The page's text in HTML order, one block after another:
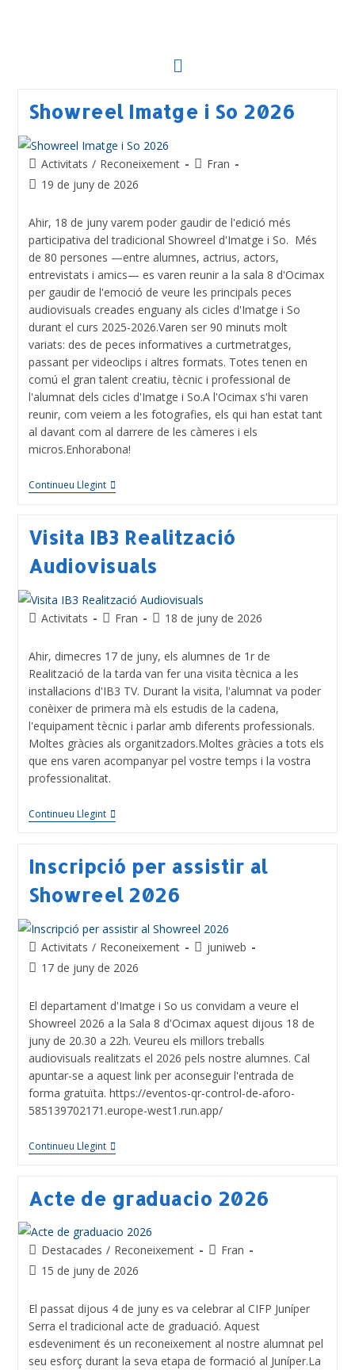
Showreel Imatge i So 2026
Activitats / Reconeixement
Fran
19 de juny de 2026
Ahir, 18 de juny varem poder gaudir de l'edició més
participativa del tradicional Showreel d'Imatge i So. Més
de 80 persones —entre alumnes, actrius, actors,
entrevistats i amics— es varen reunir a la sala 8 d'Ocimax
per gaudir de l'emoció de veure les principals peces
audiovisuals creades enguany als cicles d'Imatge i So
durant el curs 2025-2026.Varen ser 90 minuts molt
variats: des de peces informatives a curtmetratges,
passant per videoclips i altres formats. Totes tenen en
comú el gran talent creatiu, tècnic i professional de
l'alumnat dels cicles d'Imatge i So.A l'Ocimax s'hi varen
reunir, com veiem a les fotografies, els qui han estat tant
al davant com al darrere de les càmeres i els
micros.Enhorabona!
Continueu Llegint
Visita IB3 Realització
Audiovisuals
Activitats Fran 18 de juny de 2026
Ahir, dimecres 17 de juny, els alumnes de 1r de
Realització de la tarda van fer una visita tècnica a les
instal·lacions d'IB3 TV. Durant la visita, l'alumnat va poder
conèixer de primera mà els estudis de la cadena,
l'equipament tècnic i parlar amb diferents professionals.
Moltes gràcies als organitzadors.Moltes gràcies a tots els
que ens varen acompanyar pel vostre temps i la vostra
professionalitat.
Continueu Llegint
Inscripció per assistir al
Showreel 2026
Activitats / Reconeixement
juniweb
17 de juny de 2026
El departament d'Imatge i So us convidam a veure el
Showreel 2026 a la Sala 8 d'Ocimax aquest dijous 18 de
juny de 20.30 a 22h. Veureu els millors treballs
audiovisuals realitzats el 2026 pels nostre alumnes. Cal
apuntar-se a aquest link per aconseguir l'entrada de
forma gratuïta. https://eventos-qr-control-de-aforo-
585139702171.europe-west1.run.app/
Continueu Llegint
Acte de graduacio 2026
Destacades / Reconeixement
Fran
15 de juny de 2026
El passat dijous 4 de juny es va celebrar al CIFP Juníper
Serra el tradicional acte de graduació. Aquest
esdeveniment és un reconeixement al nostre alumnat pel
seu esforç durant la seva etapa de formació al Juníper.La